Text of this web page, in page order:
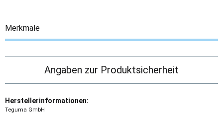
Merkmale
Angaben zur Produktsicherheit
Herstellerinformationen:
Teguma GmbH